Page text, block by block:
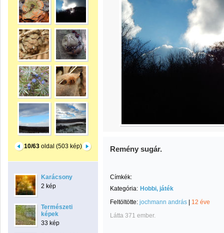
10/63 oldal (503 kép)
Karácsony
2 kép
Természeti
képek
33 kép
Remény sugár.
Címkék:
Kategória: Hobbi, játék
Feltöltötte: jochmann andrás
12 éve
Látta 371 ember.